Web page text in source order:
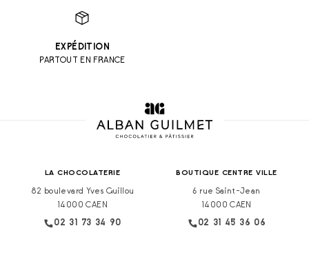
EXPÉDITION
PARTOUT EN FRANCE
LA CHOCOLATERIE
82 boulevard Yves Guillou
14000 CAEN
02 31 73 34 90
BOUTIQUE CENTRE VILLE
6 rue Saint-Jean
14000 CAEN
02 31 45 36 06